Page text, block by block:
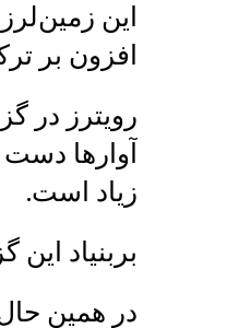
این
افزون بر
رویترز در
آوارها
زیاد است.
بربنیاد
در همین